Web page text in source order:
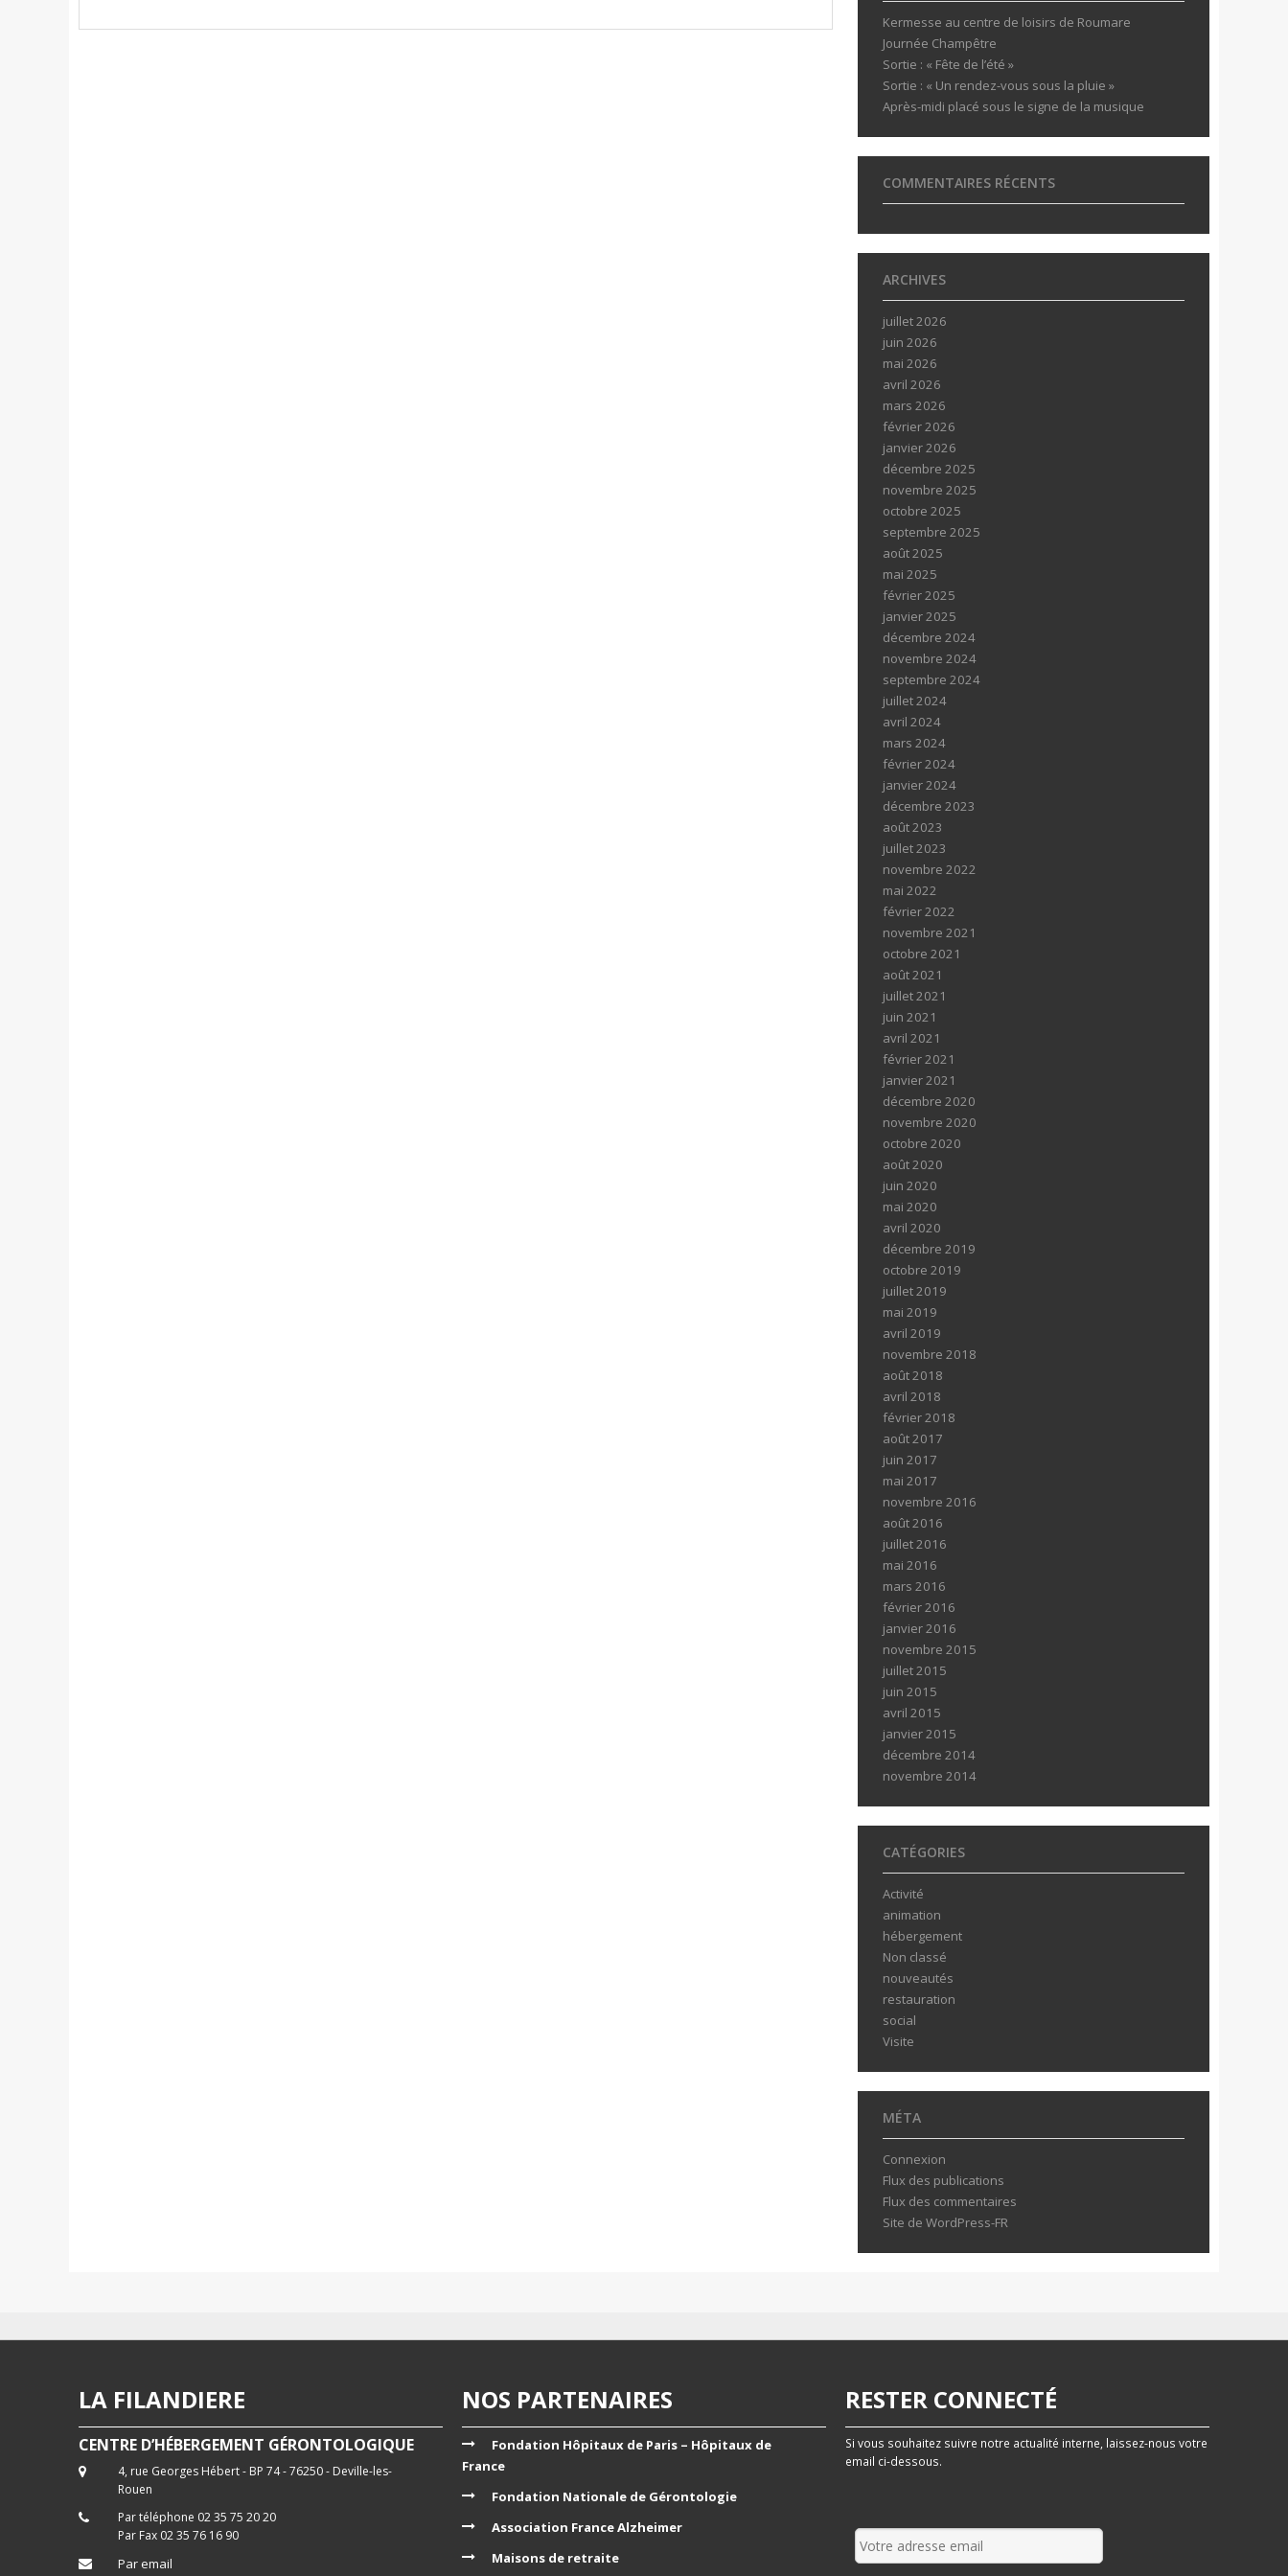
Kermesse au centre de loisirs de Roumare
Journée Champêtre
Sortie : « Fête de l’été »
Sortie : « Un rendez-vous sous la pluie »
Après-midi placé sous le signe de la musique
COMMENTAIRES RÉCENTS
ARCHIVES
juillet 2026
juin 2026
mai 2026
avril 2026
mars 2026
février 2026
janvier 2026
décembre 2025
novembre 2025
octobre 2025
septembre 2025
août 2025
mai 2025
février 2025
janvier 2025
décembre 2024
novembre 2024
septembre 2024
juillet 2024
avril 2024
mars 2024
février 2024
janvier 2024
décembre 2023
août 2023
juillet 2023
novembre 2022
mai 2022
février 2022
novembre 2021
octobre 2021
août 2021
juillet 2021
juin 2021
avril 2021
février 2021
janvier 2021
décembre 2020
novembre 2020
octobre 2020
août 2020
juin 2020
mai 2020
avril 2020
décembre 2019
octobre 2019
juillet 2019
mai 2019
avril 2019
novembre 2018
août 2018
avril 2018
février 2018
août 2017
juin 2017
mai 2017
novembre 2016
août 2016
juillet 2016
mai 2016
mars 2016
février 2016
janvier 2016
novembre 2015
juillet 2015
juin 2015
avril 2015
janvier 2015
décembre 2014
novembre 2014
CATÉGORIES
Activité
animation
hébergement
Non classé
nouveautés
restauration
social
Visite
MÉTA
Connexion
Flux des publications
Flux des commentaires
Site de WordPress-FR
LA FILANDIERE
CENTRE D’HÉBERGEMENT GÉRONTOLOGIQUE
4, rue Georges Hébert - BP 74 - 76250 - Deville-les-
Rouen
Par téléphone 02 35 75 20 20
Par Fax 02 35 76 16 90
Par email
NOS PARTENAIRES
Fondation Hôpitaux de Paris – Hôpitaux de
France
Fondation Nationale de Gérontologie
Association France Alzheimer
Maisons de retraite
RESTER CONNECTÉ
Si vous souhaitez suivre notre actualité interne, laissez-nous votre
email ci-dessous.